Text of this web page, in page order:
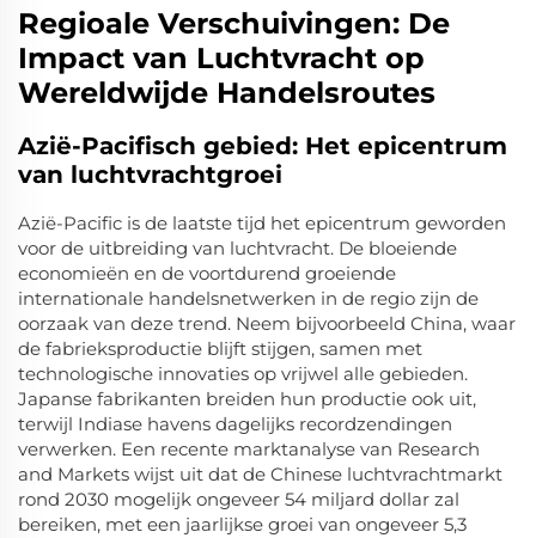
Regioale Verschuivingen: De
Impact van Luchtvracht op
Wereldwijde Handelsroutes
Azië-Pacifisch gebied: Het epicentrum
van luchtvrachtgroei
Azië-Pacific is de laatste tijd het epicentrum geworden
voor de uitbreiding van luchtvracht. De bloeiende
economieën en de voortdurend groeiende
internationale handelsnetwerken in de regio zijn de
oorzaak van deze trend. Neem bijvoorbeeld China, waar
de fabrieksproductie blijft stijgen, samen met
technologische innovaties op vrijwel alle gebieden.
Japanse fabrikanten breiden hun productie ook uit,
terwijl Indiase havens dagelijks recordzendingen
verwerken. Een recente marktanalyse van Research
and Markets wijst uit dat de Chinese luchtvrachtmarkt
rond 2030 mogelijk ongeveer 54 miljard dollar zal
bereiken, met een jaarlijkse groei van ongeveer 5,3